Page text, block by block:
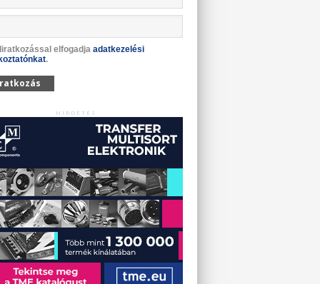
elfogadja adatkezelési
.
HIRDETÉS